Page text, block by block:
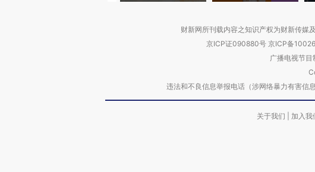
财新网所刊载内容之知识产权为财新传媒
京ICP证090880号 京ICP备
广播电视节
违法和不良信息举报电话（涉网络暴力有害
关于我们 加入我